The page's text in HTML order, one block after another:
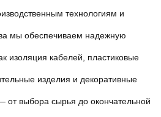
технологиям и
мы обеспечиваем надежную
изоляция кабелей, пластиковые
изделия и декоративные
выбора сырья до окончательной